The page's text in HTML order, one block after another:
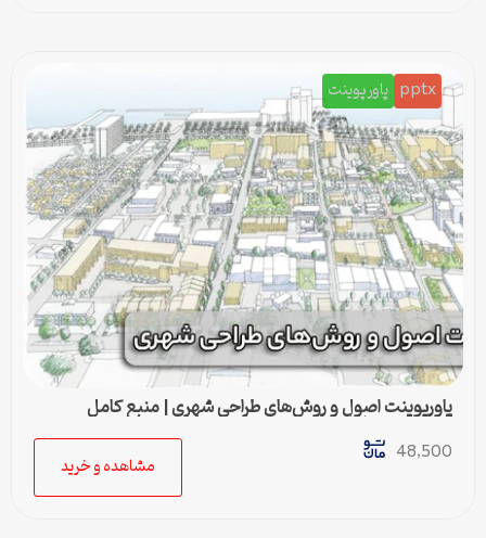
pptx پاورپوینت
پاورپوینت اصول و روش‌های طراحی شهری | منبع کامل
آموزشی و تحلیلی
48,500
مشاهده و خرید